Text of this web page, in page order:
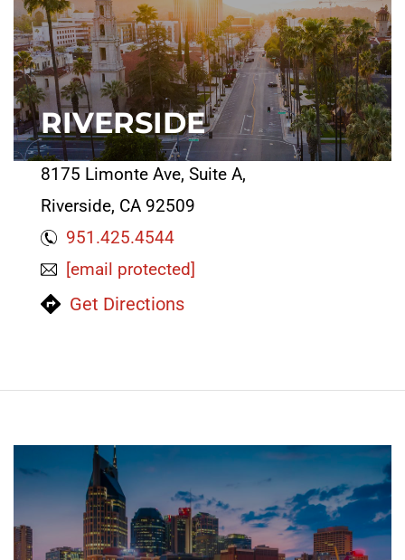
RIVERSIDE
8175 Limonte Ave, Suite A,
Riverside, CA 92509
951.425.4544
[email protected]
Get Directions